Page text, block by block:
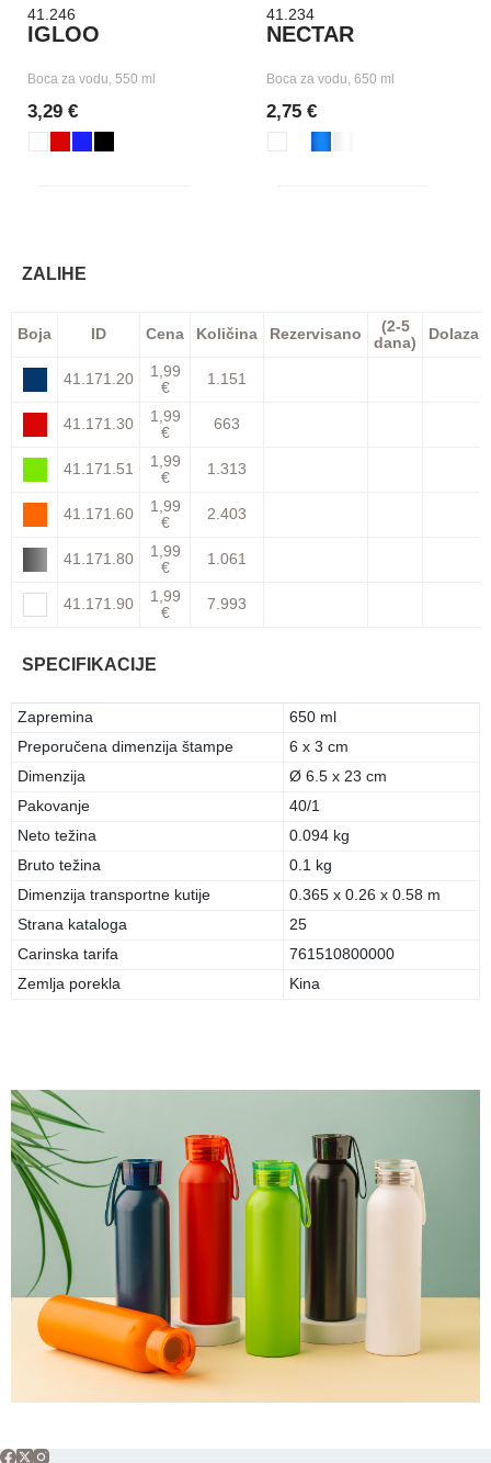
41.246
IGLOO
Boca za vodu, 550 ml
3,29 €
41.234
NECTAR
Boca za vodu, 650 ml
2,75 €
ZALIHE
Boja ID Cena Količina Rezervisano
(2-5
dana)
Dolazak
41.171.20
1,99
€
1.151
41.171.30
1,99
€
663
41.171.51
1,99
€
1.313
41.171.60
1,99
€
2.403
41.171.80
1,99
€
1.061
41.171.90
1,99
€
7.993
SPECIFIKACIJE
Zapremina
650 ml
Preporučena dimenzija štampe
6 x 3 cm
Dimenzija
Ø 6.5 x 23 cm
Pakovanje
40/1
Neto težina
0.094 kg
Bruto težina
0.1 kg
Dimenzija transportne kutije
0.365 x 0.26 x 0.58 m
Strana kataloga
25
Carinska tarifa
761510800000
Zemlja porekla
Kina